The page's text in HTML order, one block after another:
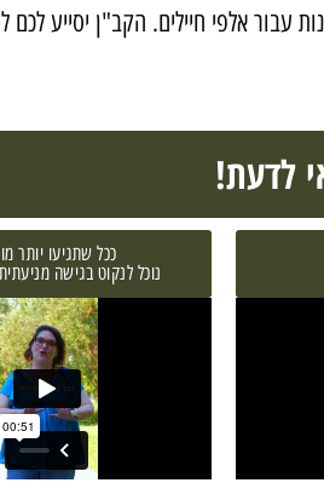
עבור אלפי חיילים. הקב"ן יסייע
לדעת!
⁠ככל שתגיעו יותר
נוכל לנקוט בגישה